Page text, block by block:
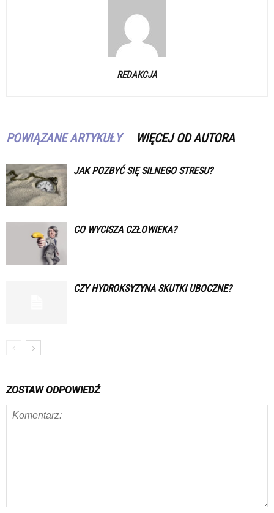
REDAKCJA
POWIĄZANE ARTYKUŁY WIĘCEJ OD AUTORA
JAK POZBYĆ SIĘ SILNEGO STRESU?
CO WYCISZA CZŁOWIEKA?
CZY HYDROKSYZYNA SKUTKI UBOCZNE?
ZOSTAW ODPOWIEDŹ